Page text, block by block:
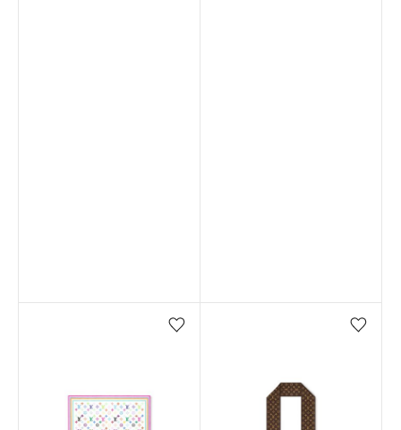
Favorilere ekle/çıkar Favorilere ekle/çıkar